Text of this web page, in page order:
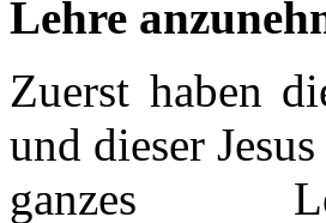
Lehre
Zuerst haben
und dieser
ganzes